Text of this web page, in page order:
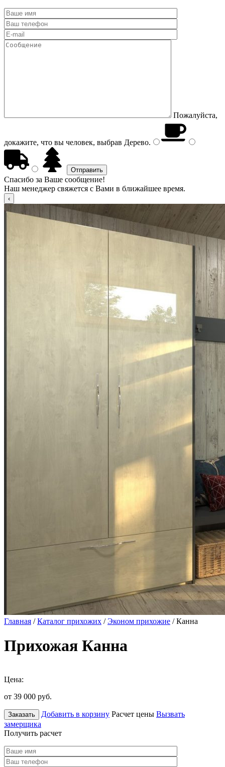
Пожалуйста,
докажите, что вы человек, выбрав Дерево.
Спасибо за Ваше сообщение!
Наш менеджер свяжется с Вами в ближайшее время.
Главная /Каталог прихожих /Эконом прихожие / Канна
Прихожая Канна
Цена:
от 39 000 руб.
Заказать Добавить в корзину Расчет цены Вызвать
замерщика
Получить расчет